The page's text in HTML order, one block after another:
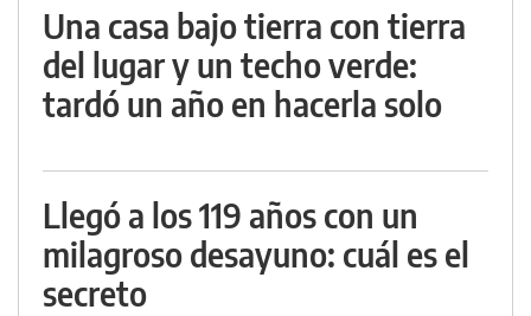
Una casa bajo tierra con tierra
del lugar y un techo verde:
tardó un año en hacerla solo
Llegó a los 119 años con un
milagroso desayuno: cuál es el
secreto